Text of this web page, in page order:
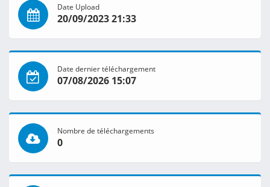
Date Upload
20/09/2023 21:33
Date dernier téléchargement
07/08/2026 15:07
Nombre de téléchargements
0